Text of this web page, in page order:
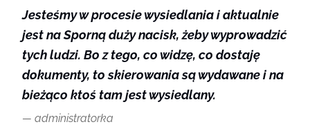
Jesteśmy w procesie wysiedlania i aktualnie
jest na Sporną duży nacisk, żeby wyprowadzić
tych ludzi. Bo z tego, co widzę, co dostaję
dokumenty, to skierowania są wydawane i na
bieżąco ktoś tam jest wysiedlany.
administratorka